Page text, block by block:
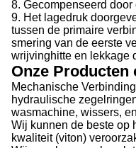
8. Gecompenseerd
9. Het lagedruk
tussen de primaire
smering van de eerste
wrijvinghitte en lekkage
Onze Producten
Mechanische
hydraulische
wasmachine, wissers,
Wij kunnen de beste op
kwaliteit (viton)